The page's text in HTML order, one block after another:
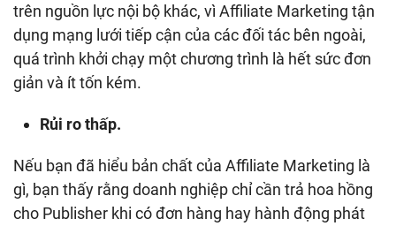
trên nguồn lực nội bộ khác, vì Affiliate Marketing tận
dụng mạng lưới tiếp cận của các đối tác bên ngoài,
quá trình khởi chạy một chương trình là hết sức đơn
giản và ít tốn kém.
Rủi ro thấp.
Nếu bạn đã hiểu bản chất của Affiliate Marketing là
gì, bạn thấy rằng doanh nghiệp chỉ cần trả hoa hồng
cho Publisher khi có đơn hàng hay hành động phát